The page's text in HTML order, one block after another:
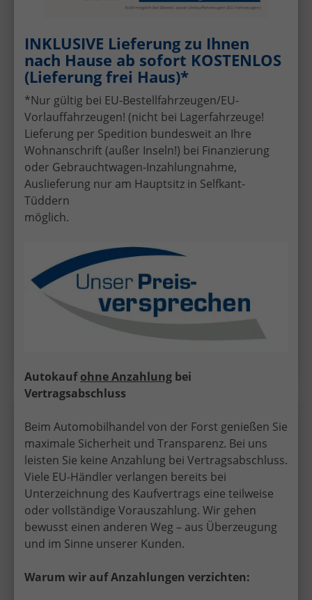
Sofort lieferbar 33.622,– €
ab 261,– € mtl.
5-türig, 96 kW (131 PS), 1.498 cm³, Automatik,
Kraftstoffverbrauch kombiniert 5,8 l/100km (WLTP),
CO₂-Emission kombiniert 133.00 g/km (WLTP), CO₂-
Klasse D, Außenfarbe: Grenadillschwarz Metallic,
Zustand, Fahrfähigkeit: fahrtauglich, Garantieleistung:
Fahrzeuggarantie, Nichtraucher-Fahrzeug, Zustand,
Beschaffenheit: Scheckheftgepflegt, Zustand:
unfallfrei, Fahrzeugnr.: 72191
DSG LED+ 5JGarantie IQ.DRIVE SHZ Keyl ACC
INKLUSIVE Lieferung zu Ihnen
nach Hause ab sofort KOSTENLOS
(Lieferung frei Haus)*
*Nur gültig bei EU-Bestellfahrzeugen/EU-
Vorlauffahrzeugen! (nicht bei Lagerfahrzeuge!
Lieferung per Spedition bundesweit an Ihre
Wohnanschrift (außer Inseln!) bei Finanzierung
oder Gebrauchtwagen-Inzahlungnahme,
Auslieferung nur am Hauptsitz in Selfkant-
Tüddern
möglich.
Autokaufohne Anzahlung bei
Vertragsabschluss
Beim Automobilhandel von der Forst genießen Sie
maximale Sicherheit und Transparenz. Bei uns
leisten Sie keine Anzahlung bei Vertragsabschluss.
Viele EU-Händler verlangen bereits bei
Unterzeichnung des Kaufvertrags eine teilweise
oder vollständige Vorauszahlung. Wir gehen
bewusst einen anderen Weg – aus Überzeugung
und im Sinne unserer Kunden.
Warum wir auf Anzahlungen verzichten: